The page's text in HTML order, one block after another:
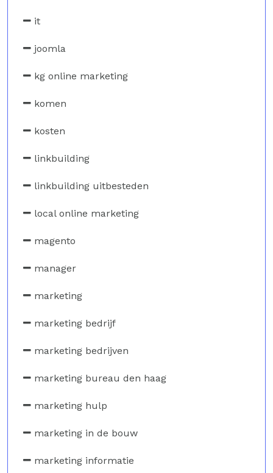
it
joomla
kg online marketing
komen
kosten
linkbuilding
linkbuilding uitbesteden
local online marketing
magento
manager
marketing
marketing bedrijf
marketing bedrijven
marketing bureau den haag
marketing hulp
marketing in de bouw
marketing informatie